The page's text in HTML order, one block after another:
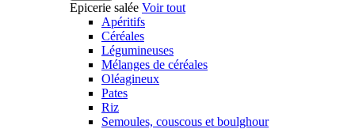
Epicerie salée Voir tout
Apéritifs
Céréales
Légumineuses
Mélanges de céréales
Oléagineux
Pates
Riz
Semoules, couscous et boulghour